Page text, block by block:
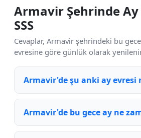
Armavir Şehrinde
SSS
Cevaplar, Armavir şehrindeki bu
evresine göre günlük olarak
Armavir'de şu anki ay evresi
Armavir'de bu gece ay ne